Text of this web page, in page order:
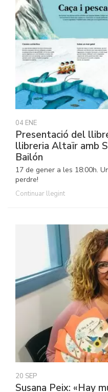
04 ENE
Presentació del
llibreria Altaïr amb
Bailón
17 de gener a les 18:00h.
perdre!
Continuar llegint
20 SEP
Susana Peix: «Hay